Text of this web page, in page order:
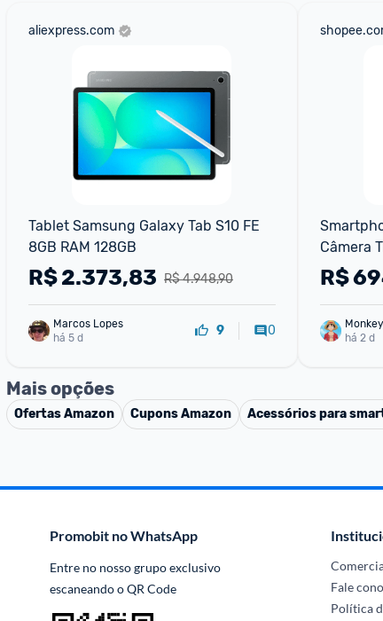
aliexpress.com
Tablet Samsung Galaxy Tab S10 FE
8GB RAM 128GB
R$ 4.948,90
R$2.373,83
Marcos Lopes
há 5 d
9 0
Câmera
Câmera
R$
há 2 d
Mais opções
OfertasAmazon CuponsAmazon Acessórios para
Promobit no WhatsApp
Entre no nosso grupo exclusivo
escaneando o QR Code
Fale
Política